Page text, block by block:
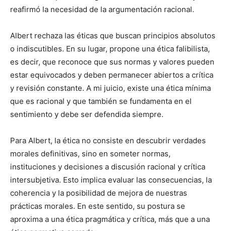
reafirmó la necesidad de la argumentación racional.
Albert rechaza las éticas que buscan principios absolutos
o indiscutibles. En su lugar, propone una ética falibilista,
es decir, que reconoce que sus normas y valores pueden
estar equivocados y deben permanecer abiertos a crítica
y revisión constante. A mi juicio, existe una ética mínima
que es racional y que también se fundamenta en el
sentimiento y debe ser defendida siempre.
Para Albert, la ética no consiste en descubrir verdades
morales definitivas, sino en someter normas,
instituciones y decisiones a discusión racional y crítica
intersubjetiva. Esto implica evaluar las consecuencias, la
coherencia y la posibilidad de mejora de nuestras
prácticas morales. En este sentido, su postura se
aproxima a una ética pragmática y crítica, más que a una